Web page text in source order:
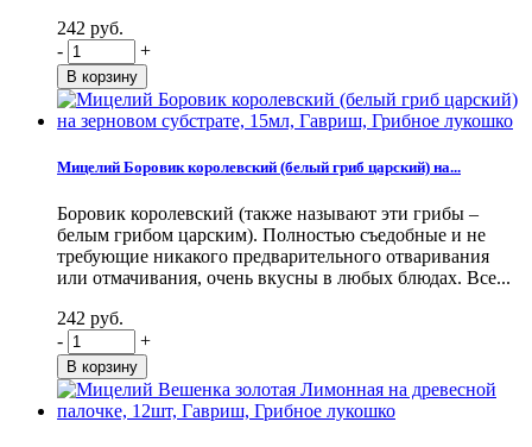
242 руб.
-
+
Мицелий Боровик королевский (белый гриб царский) на...
Боровик королевский (также называют эти грибы –
белым грибом царским). Полностью съедобные и не
требующие никакого предварительного отваривания
или отмачивания, очень вкусны в любых блюдах. Все...
242 руб.
-
+